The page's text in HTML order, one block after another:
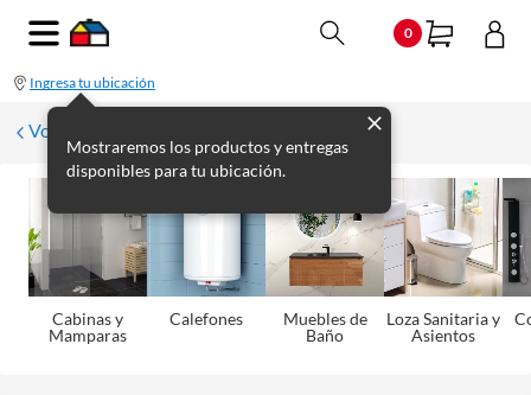
0
Ingresa tu ubicación
Mostraremos los productos y entregas
disponibles para tu ubicación.
Volver
Cabinas y
Mamparas
Calefones
Muebles de
Baño
Loza Sanitaria y
Asientos